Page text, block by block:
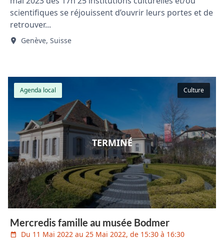
scientifiques se réjouissent d’ouvrir leurs portes et de
retrouver...
Genève, Suisse
Culture
Agenda local
TERMINÉ
Mercredis famille au musée Bodmer
Du 11 Mai 2022 au 25 Mai 2022, de 15:30 à 16:30